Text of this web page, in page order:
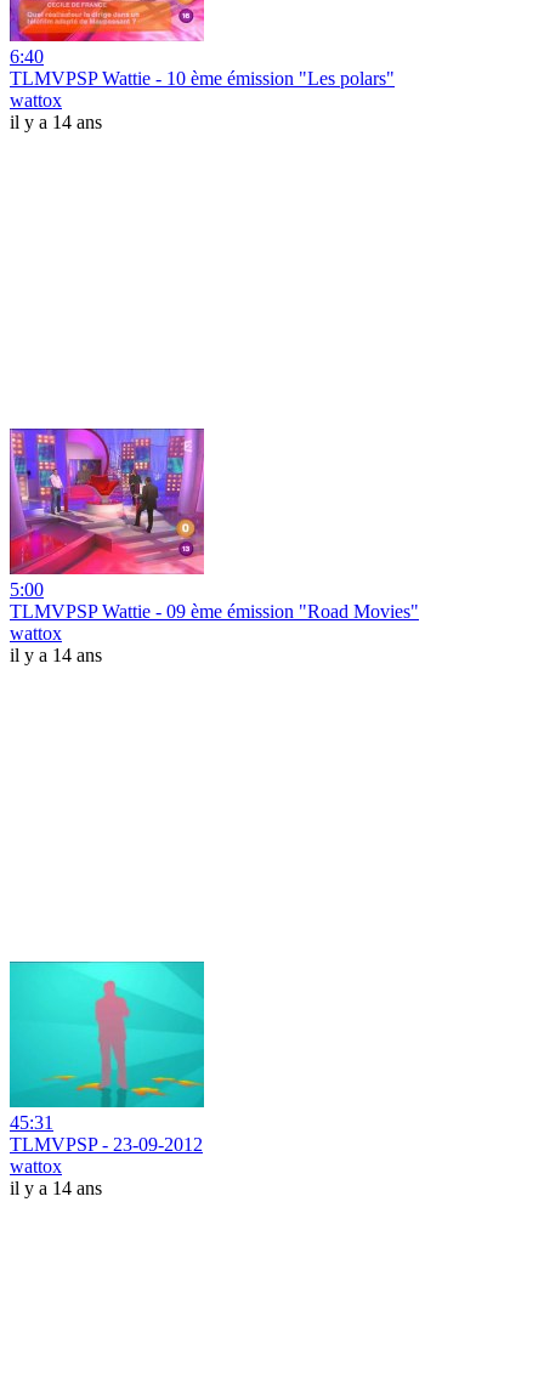
6:40
TLMVPSP Wattie - 10 ème émission "Les polars"
wattox
il y a 14 ans
5:00
TLMVPSP Wattie - 09 ème émission "Road Movies"
wattox
il y a 14 ans
45:31
TLMVPSP - 23-09-2012
wattox
il y a 14 ans